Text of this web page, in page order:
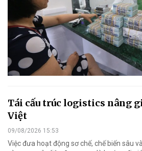
Tái cấu trúc logistics nâng
Việt
09/08/2026 15:53
Việc đưa hoạt động sơ chế, chế biến sâu